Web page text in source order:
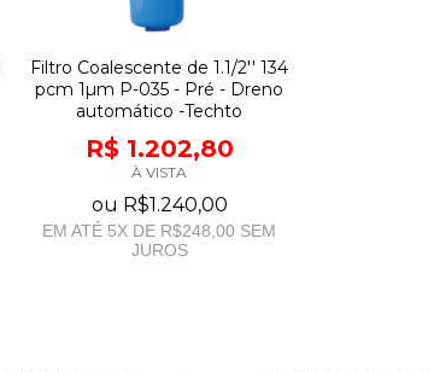
Filtro Coalescente de 1.1/2'' 134
pcm 1µm P-035 - Pré - Dreno
automático -Techto
R$ 1.202,80
À VISTA
ou R$1.240,00
EM ATÉ 5X DE R$248,00 SEM
JUROS